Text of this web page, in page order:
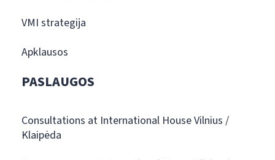
VMI strategija
Apklausos
PASLAUGOS
Consultations at International House Vilnius /
Klaipėda